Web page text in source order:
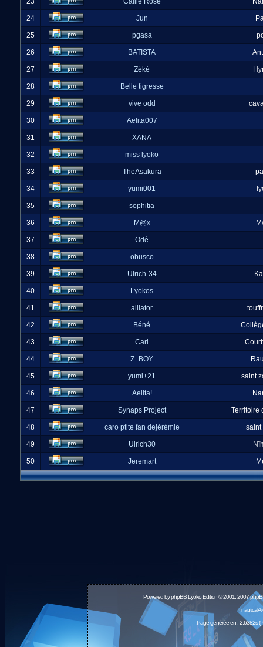
24 Jun
25 pgasa
26 BATISTA
27 Zéké
28 Belle tigresse
29 vive odd
30 Aelita007
31 XANA
32 miss lyoko
33 TheAsakura
34 yumi001
35 sophitia
36 M@x
37 Odé
38 obusco
39 Ulrich-34
40 Lyokos
41 alliator
42 Béné
43 Carl
44 Z_BOY
45 yumi+21 saint
46 Aelita!
47 Synaps Project Territoire
48 caro ptite fan dejérémie saint
49 Ulrich30
50 Jeremart
Powered byphpBBLyoko Edition © 2001, 2007
Page générée en : 2.6382s